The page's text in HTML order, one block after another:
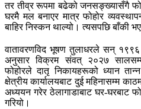
तर तीव्र रूपमा बढेको जनसङ्ख्यासँगै
घरमै मल बनाएर मात्र फोहोर
बाहिर निस्कन थाल्यो। त्यसपछि बाँकी
वातावरणविद भूषण तुलाधरले सन्
अनुसार विक्रम संवत् २०२७
फोहोरले दातृ निकायहरूको ध्यान
क्षेत्रीय कार्यालयबाट दुई महिनासम्म
अध्ययन गरेर ठेलागाडाबाट घर-घरबाट
गरियो।